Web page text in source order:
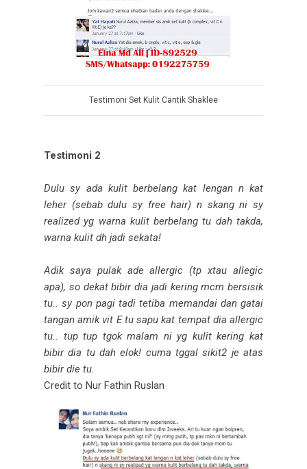
Testimoni Set Kulit Cantik Shaklee
Testimoni 2
Dulu sy ada kulit berbelang kat lengan n kat
leher (sebab dulu sy free hair) n skang ni sy
realized yg warna kulit berbelang tu dah takda,
warna kulit dh jadi sekata!
Adik saya pulak ade allergic (tp xtau allegic
apa), so dekat bibir dia jadi kering mcm bersisik
tu.. sy pon pagi tadi tetiba memandai dan gatai
tangan amik vit E tu sapu kat tempat dia allergic
tu.. tup tup tgok malam ni yg kulit kering kat
bibir dia tu dah elok! cuma tggal sikit2 je atas
bibir die tu.
Credit to Nur Fathin Ruslan